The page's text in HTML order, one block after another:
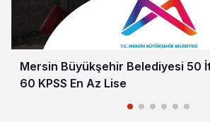
Mersin Büyükşehir Belediyesi 50
60 KPSS En Az Lise